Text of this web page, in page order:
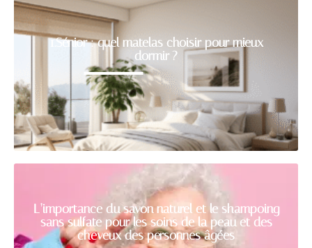
1.Sénior : quel matelas choisir pour mieux
dormir ?
L’importance du savon naturel et le shampoing
sans sulfate pour les soins de la peau et des
cheveux des personnes âgées